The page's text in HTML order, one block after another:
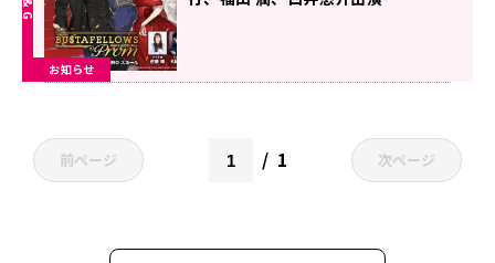
お知らせ
前ページ 1 次ページ